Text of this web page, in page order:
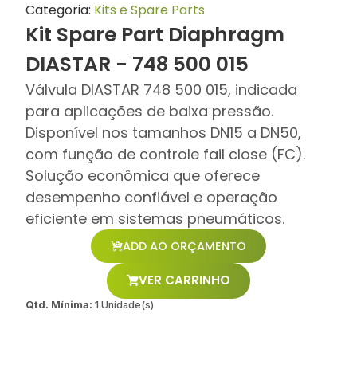
Categoria: Kits e Spare Parts
Kit Spare Part Diaphragm
DIASTAR - 748 500 015
Válvula DIASTAR 748 500 015, indicada
para aplicações de baixa pressão.
Disponível nos tamanhos DN15 a DN50,
com função de controle fail close (FC).
Solução econômica que oferece
desempenho confiável e operação
eficiente em sistemas pneumáticos.
ADD AO ORÇAMENTO
VER CARRINHO
Qtd. Mínima: 1 Unidade(s)